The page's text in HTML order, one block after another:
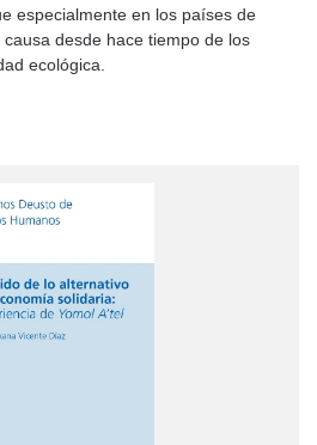
especialmente en los países de
desde hace tiempo de los
ecológica.